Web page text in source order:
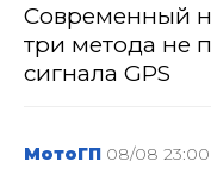
Современный
три метода не
сигнала GPS
МотоГП 08/08 23:00